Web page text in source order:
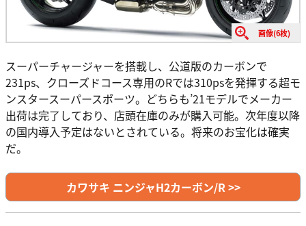
画像(6枚)
スーパーチャージャーを搭載し、公道版のカーボンで
231ps、クローズドコース専用のRでは310psを発揮する超モ
ンスタースーパースポーツ。どちらも’21モデルでメーカー
出荷は完了しており、店頭在庫のみが購入可能。次年度以降
の国内導入予定はないとされている。将来のお宝化は確実
だ。
カワサキ ニンジャH2カーボン/R >>